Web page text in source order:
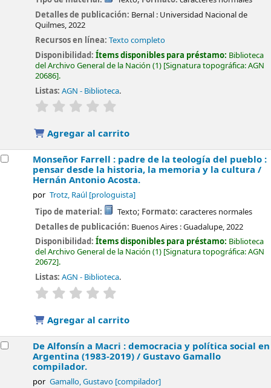
Detalles de publicación: Bernal : Universidad Nacional de
Quilmes,2022
Recursos en línea:Texto completo
Disponibilidad:Ítems disponibles para préstamo: Biblioteca
del Archivo General de la Nación (1) Signatura topográfica:AGN
20686 .
Listas: AGN - Biblioteca.
valoración
Agregar al carrito
Monseñor Farrell : padre de la teología del pueblo :
pensar desde la historia, la memoria y la cultura /
Hernán Antonio Acosta.
por Trotz, Raúl[prologuista]
Tipo de material: Texto; Formato: caracteres normales
Detalles de publicación: Buenos Aires :Guadalupe,2022
Disponibilidad:Ítems disponibles para préstamo: Biblioteca
del Archivo General de la Nación (1) Signatura topográfica:AGN
20672 .
Listas: AGN - Biblioteca.
valoración
Agregar al carrito
De Alfonsín a Macri : democracia y política social en
Argentina (1983-2019) / Gustavo Gamallo
compilador.
por Gamallo, Gustavo[compilador]